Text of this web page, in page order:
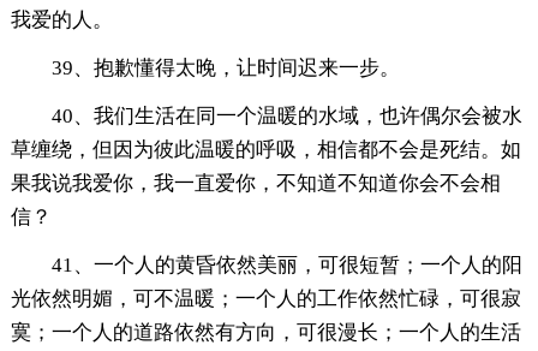
我爱的人。
39、抱歉懂得太晚，让时间迟来一步。
40、我们生活在同一个温暖的水域，也许偶尔会被水
草缠绕，但因为彼此温暖的呼吸，相信都不会是死结。如
果我说我爱你，我一直爱你，不知道不知道你会不会相
信？
41、一个人的黄昏依然美丽，可很短暂；一个人的阳
光依然明媚，可不温暖；一个人的工作依然忙碌，可很寂
寞；一个人的道路依然有方向，可很漫长；一个人的生活